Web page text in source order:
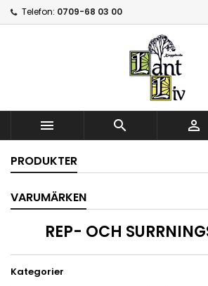
Telefon: 0709-68 03 00
  
PRODUKTER
VARUMÄRKEN
REP- OCH
Kategorier